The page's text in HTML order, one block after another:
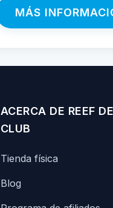
MÁS
ACERCA DE REEF
CLUB
Tienda física
Blog